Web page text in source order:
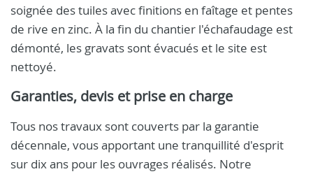
soignée des tuiles avec finitions en faîtage et pentes
de rive en zinc. À la fin du chantier l'échafaudage est
démonté, les gravats sont évacués et le site est
nettoyé.
Garanties, devis et prise en charge
Tous nos travaux sont couverts par la garantie
décennale, vous apportant une tranquillité d'esprit
sur dix ans pour les ouvrages réalisés. Notre